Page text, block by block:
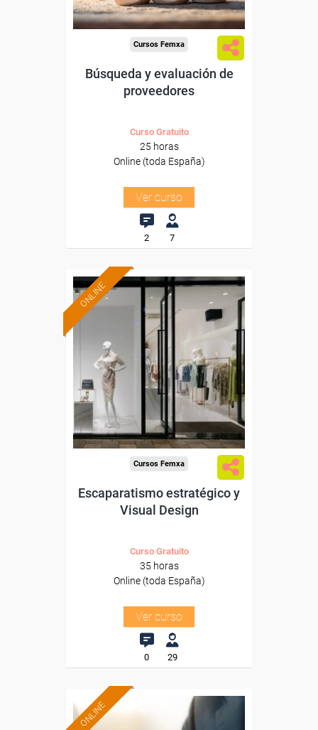
Cursos Femxa
Búsqueda y evaluación de
proveedores
Curso Gratuito
25 horas
Online (toda España)
Ver curso
2 7
ONLINE
Formación 100%
subvencionada.
Para desempleados,
trabajadores y autónomos.
Sector
-Grandes Almacenes.
Cursos Femxa
Escaparatismo estratégico y
Visual Design
Curso Gratuito
35 horas
Online (toda España)
Ver curso
0 29
ONLINE